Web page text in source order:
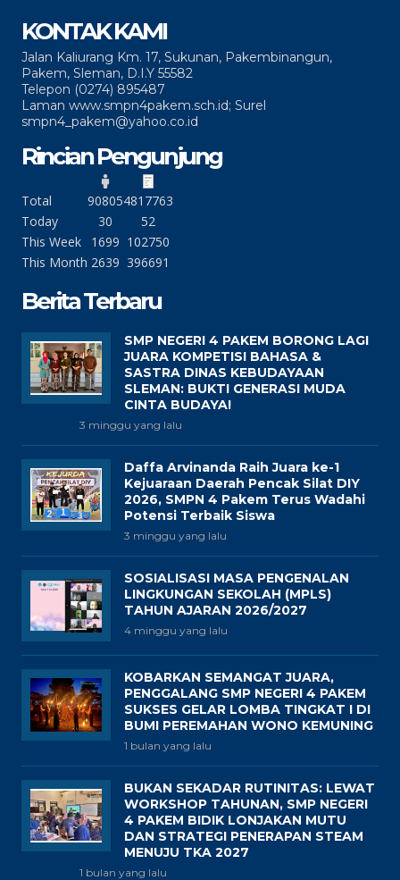
KONTAK KAMI
Jalan Kaliurang Km. 17, Sukunan, Pakembinangun,
Pakem, Sleman, D.I.Y 55582
Telepon (0274) 895487
Laman www.smpn4pakem.sch.id; Surel
smpn4_pakem@yahoo.co.id
Rincian Pengunjung
Total 908054817763
Today
30
52
This Week
1699 102750
This Month 2639 396691
Berita Terbaru
SMP NEGERI 4 PAKEM BORONG LAGI
JUARA KOMPETISI BAHASA &
SASTRA DINAS KEBUDAYAAN
SLEMAN: BUKTI GENERASI MUDA
CINTA BUDAYA!
3 minggu yang lalu
Daffa Arvinanda Raih Juara ke-1
Kejuaraan Daerah Pencak Silat DIY
2026, SMPN 4 Pakem Terus Wadahi
Potensi Terbaik Siswa
3 minggu yang lalu
SOSIALISASI MASA PENGENALAN
LINGKUNGAN SEKOLAH (MPLS)
TAHUN AJARAN 2026/2027
4 minggu yang lalu
KOBARKAN SEMANGAT JUARA,
PENGGALANG SMP NEGERI 4 PAKEM
SUKSES GELAR LOMBA TINGKAT I DI
BUMI PEREMAHAN WONO KEMUNING
1 bulan yang lalu
BUKAN SEKADAR RUTINITAS: LEWAT
WORKSHOP TAHUNAN, SMP NEGERI
4 PAKEM BIDIK LONJAKAN MUTU
DAN STRATEGI PENERAPAN STEAM
MENUJU TKA 2027
1 bulan yang lalu